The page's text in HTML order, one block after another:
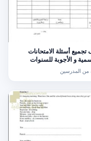
تجميع أسئلة الامتحانات
و الأجوبة للسنوات
الدور الأول (الامتحانات)
من المدرسين